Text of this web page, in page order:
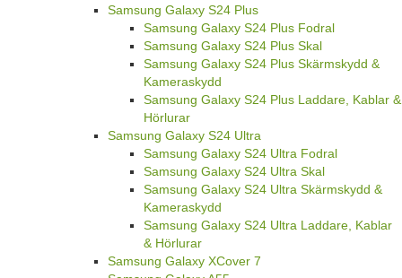
Samsung Galaxy S24 Plus
Samsung Galaxy S24 Plus Fodral
Samsung Galaxy S24 Plus Skal
Samsung Galaxy S24 Plus Skärmskydd &
Kameraskydd
Samsung Galaxy S24 Plus Laddare, Kablar &
Hörlurar
Samsung Galaxy S24 Ultra
Samsung Galaxy S24 Ultra Fodral
Samsung Galaxy S24 Ultra Skal
Samsung Galaxy S24 Ultra Skärmskydd &
Kameraskydd
Samsung Galaxy S24 Ultra Laddare, Kablar
& Hörlurar
Samsung Galaxy XCover 7